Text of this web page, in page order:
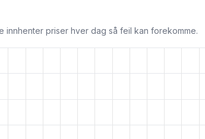
priser hver dag så feil kan forekomme.